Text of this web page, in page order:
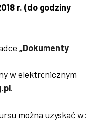
r. (do godziny
„Dokumenty
w elektronicznym
.
można uzyskać w: